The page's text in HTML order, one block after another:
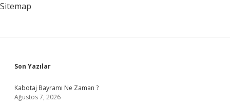
Sitemap
Sidebar
Son Yazılar
Kabotaj Bayramı Ne Zaman ?
Ağustos 7, 2026